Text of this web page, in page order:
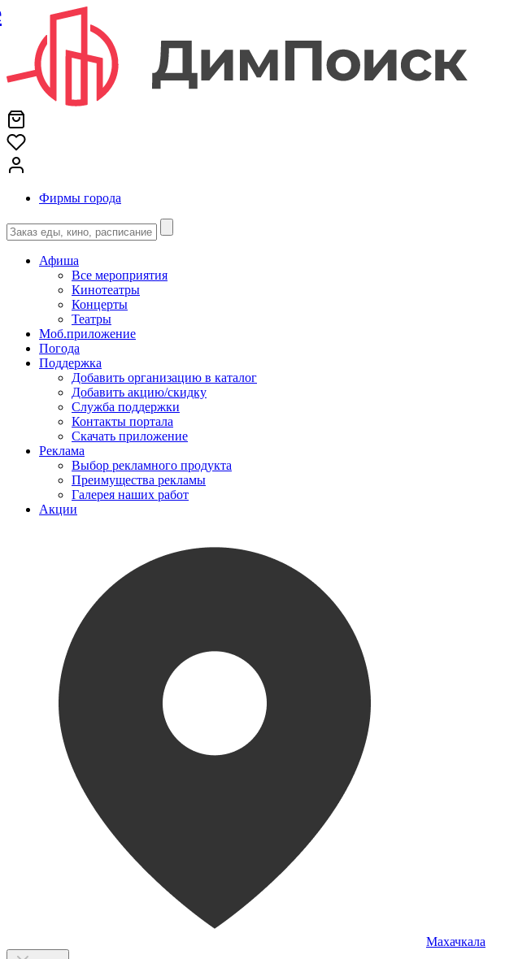
Фирмы города
Афиша
Все мероприятия
Кинотеатры
Концерты
Театры
Моб.приложение
Погода
Поддержка
Добавить организацию в каталог
Добавить акцию/скидку
Служба поддержки
Контакты портала
Скачать приложение
Реклама
Выбор рекламного продукта
Преимущества рекламы
Галерея наших работ
Акции
Махачкала